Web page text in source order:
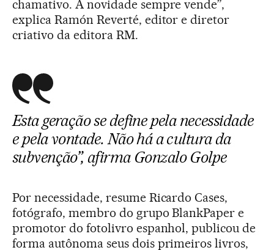
chamativo. A novidade sempre vende”,
explica Ramón Reverté, editor e diretor
criativo da editora RM.
Esta geração se define pela necessidade
e pela vontade. Não há a cultura da
subvenção”, afirma Gonzalo Golpe
Por necessidade, resume Ricardo Cases,
fotógrafo, membro do grupo BlankPaper e
promotor do fotolivro espanhol, publicou de
forma autônoma seus dois primeiros livros,